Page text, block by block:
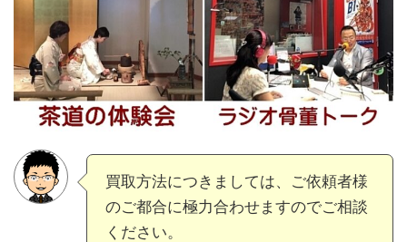
買取方法につきましては、ご依頼者様
のご都合に極力合わせますのでご相談
ください。